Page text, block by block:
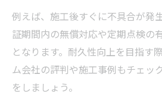
省エネリフォームで快
方法
埼玉のリフォームで注
は
例えば、施工後すぐに不具合が発
証期間内の無償対応や定期点検の
となります。耐久性向上を目指す
ム会社の評判や施工事例もチェッ
をしましょう。